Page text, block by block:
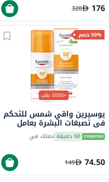
176
320
50% خصم
+5000 طلب
يوسيرين واقي شمس للتحكم
في تصبغات البشرة بعامل
حماية من الشمس 50+ سائل
حماية من أشعة الشمس
60 دقيقة تصلك في
74.50
149